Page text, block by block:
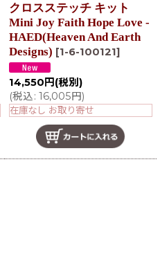
クロスステッチ キット
Mini Joy Faith Hope Love -
HAED(Heaven And Earth
Designs) [1-6-100121]
14,550 円 (税別)
(税込: 16,005円)
在庫なし お取り寄せ